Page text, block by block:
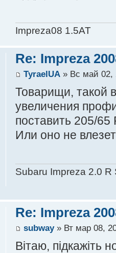
Impreza08 1.5AT
Re: Impreza
TyraelUA» Вс май 02,
Товарищи, такой
увеличения
поставить 205/
Или оно не
Subaru Impreza 2.0 R
Re: Impreza
subway» Вт мар 08,
Вітаю, підкажіть